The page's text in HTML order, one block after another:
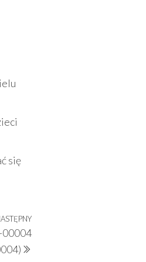
się
Następny
wpis
00004